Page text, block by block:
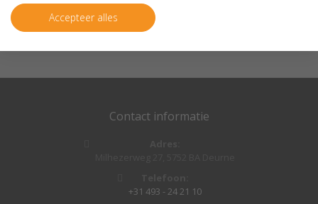
3-4 weken
KLS Martin
Contact informatie
+31 493 - 24 21 10
Accepteer alles